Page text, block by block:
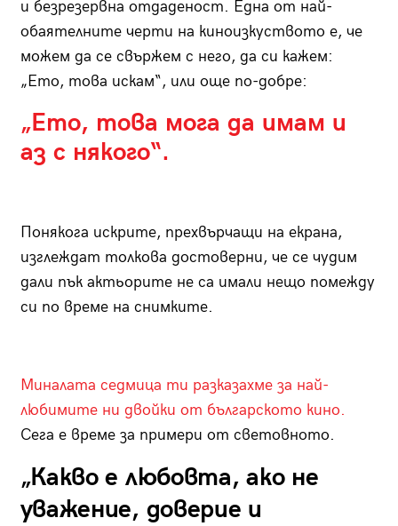
и безрезервна отдаденост. Една от най-
обаятелните черти на киноизкуството е, че
можем да се свържем с него, да си кажем:
„Ето, това искам“, или още по-добре:
„Ето, това мога да имам и
аз с някого“.
Понякога искрите, прехвърчащи на екрана,
изглеждат толкова достоверни, че се чудим
дали пък актьорите не са имали нещо помежду
си по време на снимките.
Миналата седмица ти разказахме за най-
любимите ни двойки от българското кино.
Сега е време за примери от световното.
„Какво е любовта, ако не
уважение, доверие и